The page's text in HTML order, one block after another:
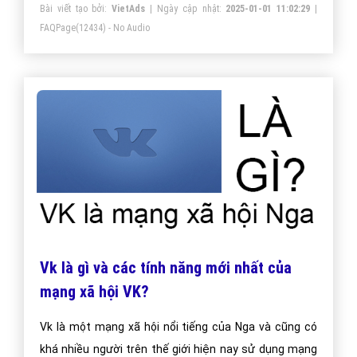
Bài viết tạo bởi:VietAds | Ngày cập nhật: 2025-01-01 11:02:29
FAQPage(12434) - No Audio
Vk là gì và các tính năng mới nhất của
mạng xã hội VK?
Vk là một mạng xã hội nổi tiếng của Nga và cũng có
khá nhiều người trên thế giới hiện nay sử dụng mạng